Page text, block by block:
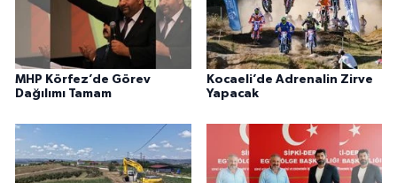
MHP Körfez’de Görev
Dağılımı Tamam
Kocaeli’de Adrenalin Zirve
Yapacak